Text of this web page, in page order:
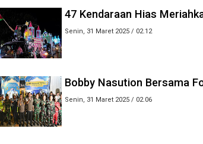
47 Kendaraan Hias
Senin, 31 Maret 2025 / 02.12
Bobby Nasution Bersama
Senin, 31 Maret 2025 / 02.06